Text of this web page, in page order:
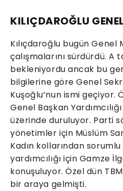
KILIÇDAROĞLU
Kılıçdaroğlu bugün Genel
çalışmalarını sürdürdü. A
bekleniyordu ancak bu
bilgilerine göre Genel
Kuşoğlu’nun ismi geçiyor.
Genel Başkan
üzerinde duruluyor. Parti
yönetimler için Müslüm
Kadın kollarından
yardımcılığı için Gamze
konuşuluyor. Özel dün
bir araya gelmişti.